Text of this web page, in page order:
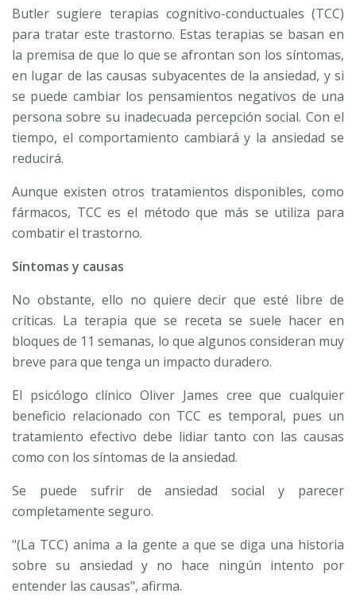
Butler sugiere terapias cognitivo-conductuales (TCC)
para tratar este trastorno. Estas terapias se basan en
la premisa de que lo que se afrontan son los síntomas,
en lugar de las causas subyacentes de la ansiedad, y si
se puede cambiar los pensamientos negativos de una
persona sobre su inadecuada percepción social. Con el
tiempo, el comportamiento cambiará y la ansiedad se
reducirá.
Aunque existen otros tratamientos disponibles, como
fármacos, TCC es el método que más se utiliza para
combatir el trastorno.
Síntomas y causas
No obstante, ello no quiere decir que esté libre de
críticas. La terapia que se receta se suele hacer en
bloques de 11 semanas, lo que algunos consideran muy
breve para que tenga un impacto duradero.
El psicólogo clínico Oliver James cree que cualquier
beneficio relacionado con TCC es temporal, pues un
tratamiento efectivo debe lidiar tanto con las causas
como con los síntomas de la ansiedad.
Se puede sufrir de ansiedad social y parecer
completamente seguro.
"(La TCC) anima a la gente a que se diga una historia
sobre su ansiedad y no hace ningún intento por
entender las causas", afirma.